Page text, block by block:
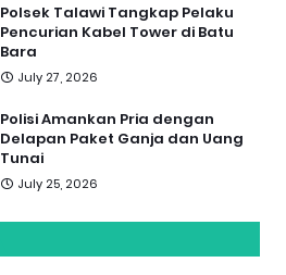
Polsek Talawi Tangkap Pelaku
Pencurian Kabel Tower di Batu
Bara
July 27, 2026
Polisi Amankan Pria dengan
Delapan Paket Ganja dan Uang
Tunai
July 25, 2026